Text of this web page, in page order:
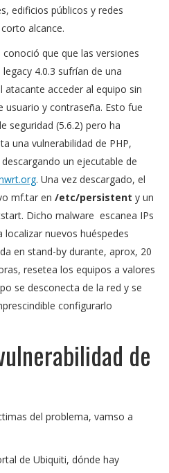
edificios públicos y redes
alcance.
que que las versiones
4.0.3 sufrían de una
atacante acceder al equipo sin
usuario y contraseña. Esto fue
seguridad (5.6.2) pero ha
una vulnerabilidad de PHP,
un ejecutable de
. Una vez descargado, el
mf.tar en /etc/persistent y un
Dicho malware escanea IPs
localizar nuevos huéspedes
en stand-by durante, aprox, 20
resetea los equipos a valores
se desconecta de la red y se
configurarlo
de
del problema, vamso a
de Ubiquiti, dónde hay